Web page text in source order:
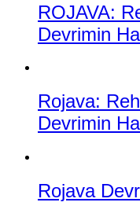
ROJAVA:
Devrimin
Rojava:
Devrimin
Rojava